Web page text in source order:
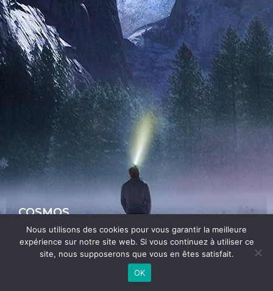
COSMOS
Vestibulum ut libero vitae lectus fringilla accumsan id
rutrum purus. Proin a mollis lectus, vitae placerat sem
BUTTON
Nous utilisons des cookies pour vous garantir la meilleure
expérience sur notre site web. Si vous continuez à utiliser ce
site, nous supposerons que vous en êtes satisfait.
OK